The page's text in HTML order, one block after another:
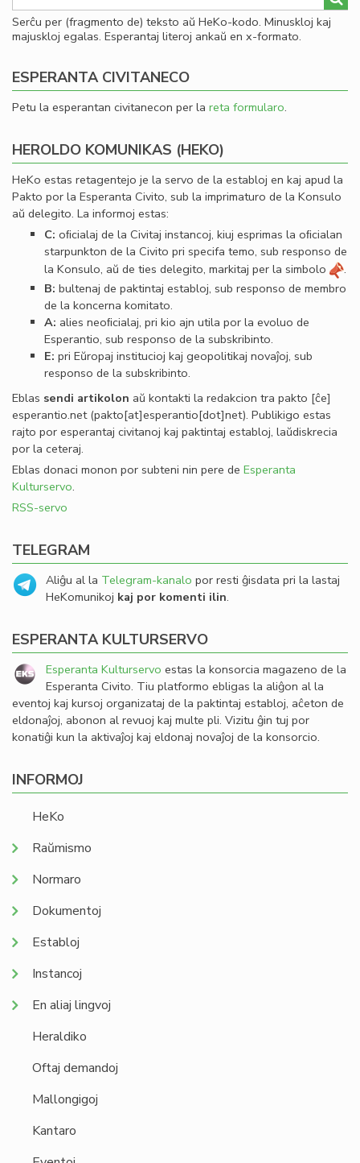
Serĉu per (fragmento de) teksto aŭ HeKo-kodo. Minuskloj kaj
majuskloj egalas. Esperantaj literoj ankaŭ en x-formato.
ESPERANTA CIVITANECO
Petu la esperantan civitanecon per la reta formularo.
HEROLDO KOMUNIKAS (HEKO)
HeKo estas retagentejo je la servo de la establoj en kaj apud la
Pakto por la Esperanta Civito, sub la imprimaturo de la Konsulo
aŭ delegito. La informoj estas:
C: oﬁcialaj de la Civitaj instancoj, kiuj esprimas la oﬁcialan
starpunkton de la Civito pri specifa temo, sub responso de
la Konsulo, aŭ de ties delegito, markitaj per la simbolo
.
B: bultenaj de paktintaj establoj, sub responso de membro
de la koncerna komitato.
A: alies neoﬁcialaj, pri kio ajn utila por la evoluo de
Esperantio, sub responso de la subskribinto.
E: pri Eŭropaj institucioj kaj geopolitikaj novaĵoj, sub
responso de la subskribinto.
Eblas sendi artikolon aŭ kontakti la redakcion tra pakto [ĉe]
esperantio.net(pakto[at]esperantio[dot]net). Publikigo estas
rajto por esperantaj civitanoj kaj paktintaj establoj, laŭdiskrecia
por la ceteraj.
Eblas donaci monon por subteni nin pere de Esperanta
Kulturservo.
RSS-servo
TELEGRAM
Aliĝu al la Telegram-kanalo por resti ĝisdata pri la lastaj
HeKomunikoj kaj por komenti ilin.
ESPERANTA KULTURSERVO
Esperanta Kulturservo estas la konsorcia magazeno de la
Esperanta Civito. Tiu platformo ebligas la aliĝon al la
eventoj kaj kursoj organizataj de la paktintaj establoj, aĉeton de
eldonaĵoj, abonon al revuoj kaj multe pli. Vizitu ĝin tuj por
konatiĝi kun la aktivaĵoj kaj eldonaj novaĵoj de la konsorcio.
INFORMOJ
HeKo
Raŭmismo
Normaro
Dokumentoj
Establoj
Instancoj
En aliaj lingvoj
Heraldiko
Oftaj demandoj
Mallongigoj
Kantaro